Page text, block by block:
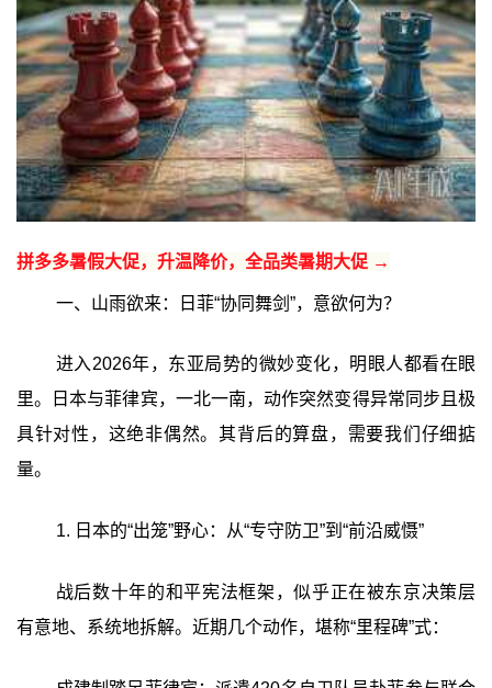
拼多多暑假大促，升温降价，全品类暑期大促 →
一、山雨欲来：日菲“协同舞剑”，意欲何为？
进入2026年，东亚局势的微妙变化，明眼人都看在眼
里。日本与菲律宾，一北一南，动作突然变得异常同步且极
具针对性，这绝非偶然。其背后的算盘，需要我们仔细掂
量。
1. 日本的“出笼”野心：从“专守防卫”到“前沿威慑”‍
战后数十年的和平宪法框架，似乎正在被东京决策层
有意地、系统地拆解。近期几个动作，堪称“里程碑”式：